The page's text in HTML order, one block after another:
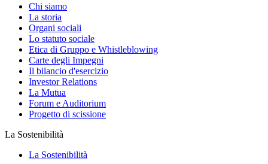
Chi siamo
La storia
Organi sociali
Lo statuto sociale
Etica di Gruppo e Whistleblowing
Carte degli Impegni
Il bilancio d'esercizio
Investor Relations
La Mutua
Forum e Auditorium
Progetto di scissione
La Sostenibilità
La Sostenibilità